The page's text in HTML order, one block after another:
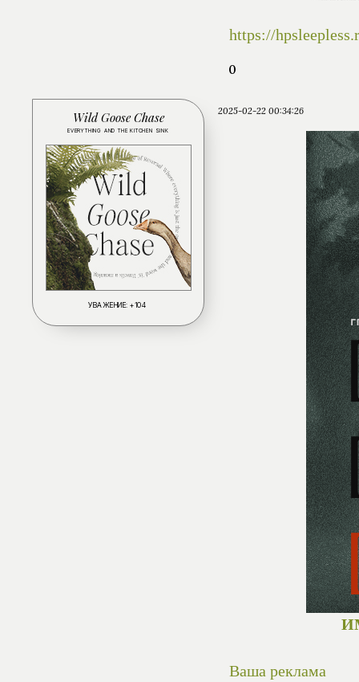
https://
0
2025-02-22 00:34:26
Wild Goose Chase
EVERYTHING AND THE KITCHEN SINK
УВАЖЕНИЕ: +104
Ваша реклама